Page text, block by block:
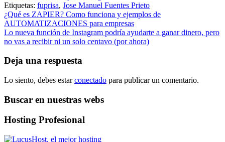
Etiquetas: fuprisa, Jose Manuel Fuentes Prieto
Navegación
de
entradas
¿Qué es ZAPIER? Como funciona y ejemplos de
AUTOMATIZACIONES para empresas
Lo nueva función de Instagram podría ayudarte a ganar dinero, pero
no vas a recibir ni un solo centavo (por ahora)
Deja una respuesta
Lo siento, debes estarconectado para publicar un comentario.
Buscar en nuestras webs
Hosting Profesional